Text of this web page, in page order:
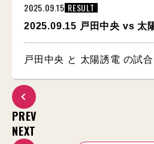
2025.09.15 RESULT
2025.09.15 戸田中央 vs 太
戸田中央 と 太陽誘電 の試
PREV
NEXT